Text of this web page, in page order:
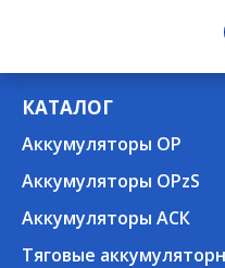
КАТАЛОГ
Аккумуляторы OP
Аккумуляторы OPzS
Аккумуляторы АСК
Тяговые